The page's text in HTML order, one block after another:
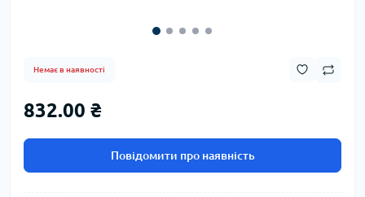
Немає в наявності
832.00 ₴
Повідомити про наявність